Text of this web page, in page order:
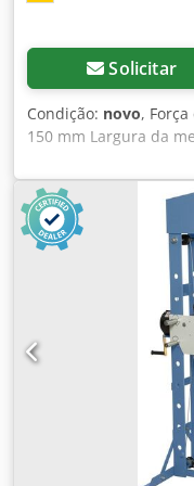
Solicitar
Condição: novo,
150 mm Largura da
Passagem (F): 140
mm Cilindro de
móvel (M): 200 mm
700 mm Altura 1 (C):
aproximadamente
ajustáveis para a
bomba hidráulica. -
artesãos e oficinas
Óptima relação preço-
concepção racional -
livres para a peça de
aplicação devido ao
pressão disponível
mola de retorno
Estrutura de aço